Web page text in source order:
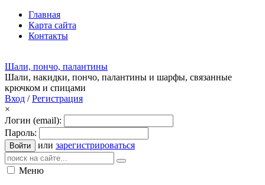
Главная
Карта сайта
Контакты
Шали, пончо, палантины
Шали, накидки, пончо, палантины и шарфы, связанные
крючком и спицами
Вход /Регистрация
×
Логин (email):
Пароль:
Войти или зарегистрироваться
Меню